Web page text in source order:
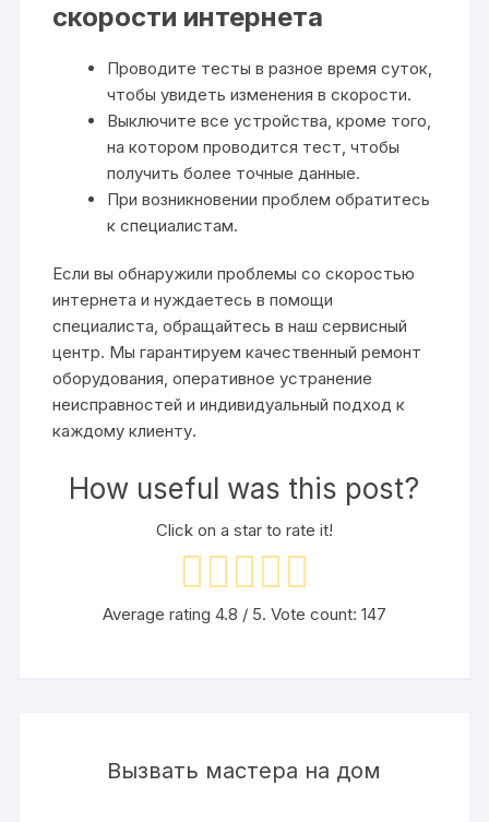
скорости интернета
Проводите тесты в разное время суток‚
чтобы увидеть изменения в скорости.
Выключите все устройства‚ кроме того‚
на котором проводится тест‚ чтобы
получить более точные данные.
При возникновении проблем обратитесь
к специалистам.
Если вы обнаружили проблемы со скоростью
интернета и нуждаетесь в помощи
специалиста‚ обращайтесь в наш сервисный
центр. Мы гарантируем качественный ремонт
оборудования‚ оперативное устранение
неисправностей и индивидуальный подход к
каждому клиенту.
How useful was this post?
Click on a star to rate it!
Average rating 4.8 / 5. Vote count: 147
Вызвать мастера на дом